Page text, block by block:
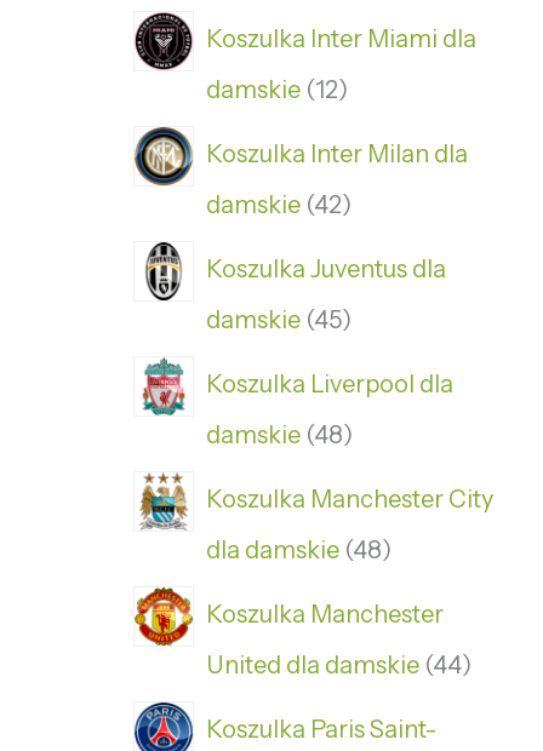
Koszulka Inter Miami dla
damskie 12
Koszulka Inter Milan dla
damskie 42
Koszulka Juventus dla
damskie 45
Koszulka Liverpool dla
damskie 48
Koszulka Manchester City
dla damskie 48
Koszulka Manchester
United dla damskie 44
Koszulka Paris Saint-